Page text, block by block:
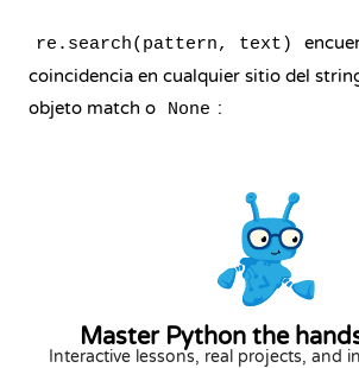
re.search(pattern, text)
coincidencia en cualquier sitio del
objeto match o
None :
Master Python the
Interactive lessons, real projects, and